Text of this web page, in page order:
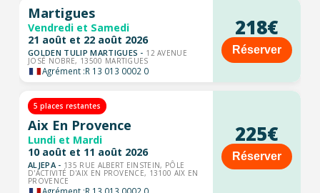
Martigues
Vendredi et Samedi
21 août et 22 août 2026
GOLDEN TULIP MARTIGUES - 12 AVENUE
JOSÉ NOBRE, 13500 MARTIGUES
Agrément :R 13 013 0002 0
218€
Réserver
5 places restantes
Aix En Provence
Lundi et Mardi
10 août et 11 août 2026
ALJEPA - 135 RUE ALBERT EINSTEIN, PÔLE
D'ACTIVITÉ D'AIX EN PROVENCE, 13100 AIX EN
PROVENCE
225€
Réserver